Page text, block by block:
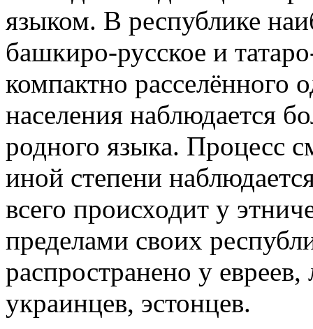
языком. В республике
башкиро‑русское и
компактно расселённого
населения наблюдается
родного языка. Процесс
иной степени
всего происходит у
пределами своих
распространено у
украинцев, эстонцев.